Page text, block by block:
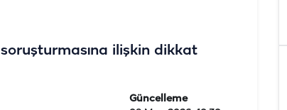
ilişkin dikkat
Güncelleme